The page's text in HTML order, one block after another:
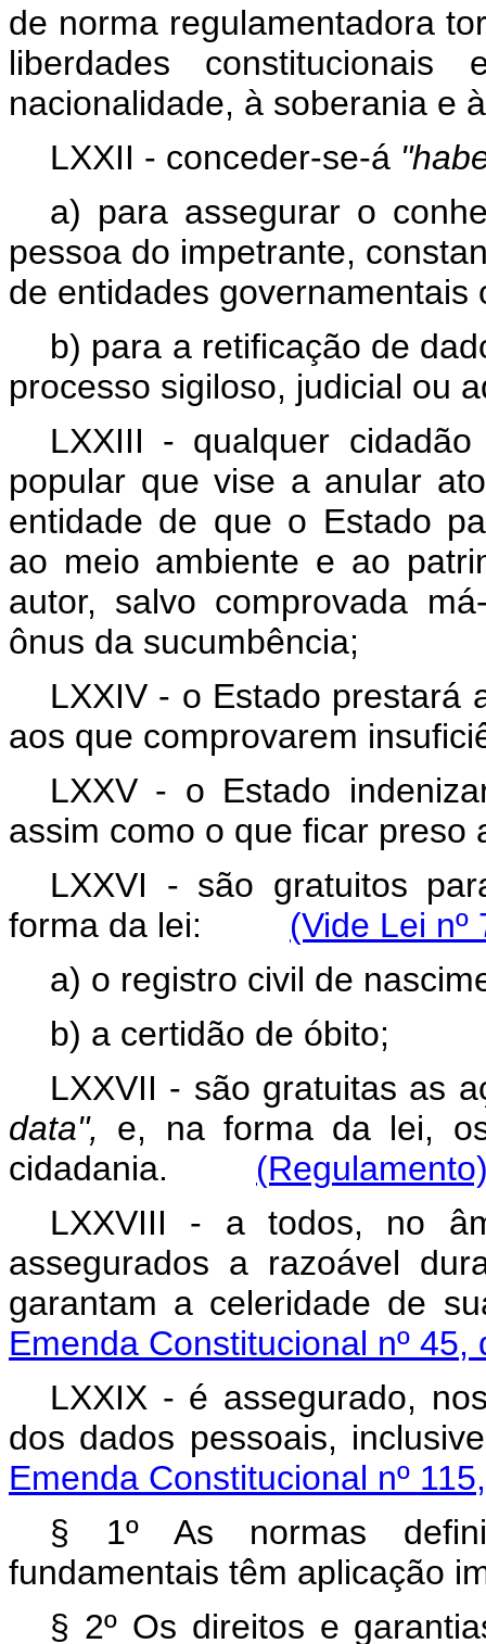
de norma regulamentadora
liberdades
nacionalidade, à soberania e
LXXII - conceder-se-á
a) para assegurar o
pessoa do impetrante,
de entidades governamentais
b) para a retificação de
processo sigiloso, judicial ou
LXXIII - qualquer
popular que vise a anular
entidade de que o Estado
ao meio ambiente e ao
autor, salvo comprovada
ônus da sucumbência;
LXXIV - o Estado prestará
aos que comprovarem
LXXV - o Estado
assim como o que ficar preso
LXXVI - são gratuitos
forma da lei: (Vide Lei
a) o registro civil de
b) a certidão de óbito;
LXXVII - são gratuitas as
data", e, na forma da lei,
cidadania.
LXXVIII - a todos, no
assegurados a razoável
garantam a celeridade
Emenda Constitucional nº
LXXIX - é assegurado,
dos dados pessoais,
Emenda Constitucional nº
§ 1º As normas
fundamentais têm aplicação
§ 2º Os direitos e